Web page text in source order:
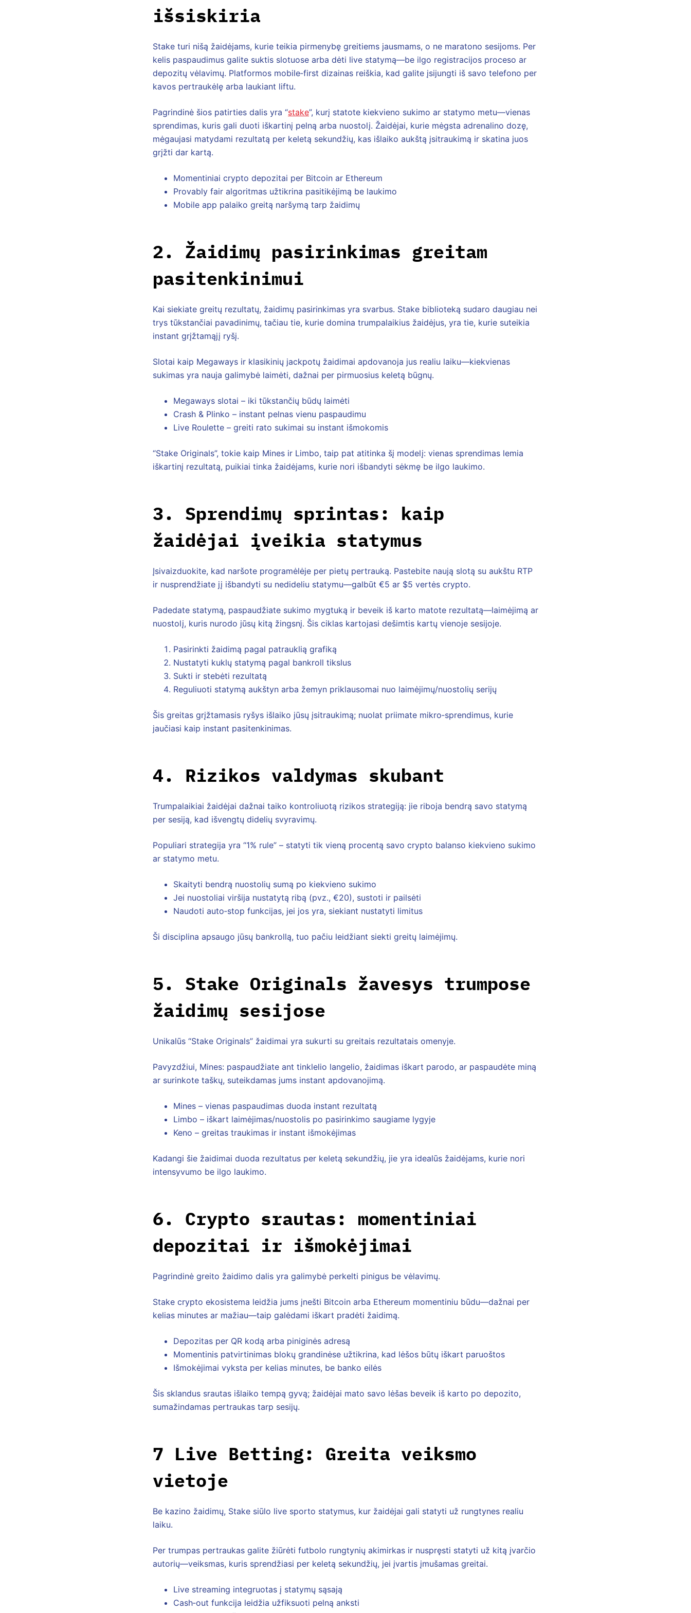
išsiskiria
Stake turi nišą žaidėjams, kurie teikia pirmenybę greitiems jausmams, o ne maratono sesijoms. Per
kelis paspaudimus galite suktis slotuose arba dėti live statymą—be ilgo registracijos proceso ar
depozitų vėlavimų. Platformos mobile‑first dizainas reiškia, kad galite įsijungti iš savo telefono per
kavos pertraukėlę arba laukiant liftu.
Pagrindinė šios patirties dalis yra “stake”, kurį statote kiekvieno sukimo ar statymo metu—vienas
sprendimas, kuris gali duoti iškartinį pelną arba nuostolį. Žaidėjai, kurie mėgsta adrenalino dozę,
mėgaujasi matydami rezultatą per keletą sekundžių, kas išlaiko aukštą įsitraukimą ir skatina juos
grįžti dar kartą.
Momentiniai crypto depozitai per Bitcoin ar Ethereum
Provably fair algoritmas užtikrina pasitikėjimą be laukimo
Mobile app palaiko greitą naršymą tarp žaidimų
2. Žaidimų pasirinkimas greitam
pasitenkinimui
Kai siekiate greitų rezultatų, žaidimų pasirinkimas yra svarbus. Stake biblioteką sudaro daugiau nei
trys tūkstančiai pavadinimų, tačiau tie, kurie domina trumpalaikius žaidėjus, yra tie, kurie suteikia
instant grįžtamąjį ryšį.
Slotai kaip Megaways ir klasikinių jackpotų žaidimai apdovanoja jus realiu laiku—kiekvienas
sukimas yra nauja galimybė laimėti, dažnai per pirmuosius keletą būgnų.
Megaways slotai – iki tūkstančių būdų laimėti
Crash & Plinko – instant pelnas vienu paspaudimu
Live Roulette – greiti rato sukimai su instant išmokomis
“Stake Originals”, tokie kaip Mines ir Limbo, taip pat atitinka šį modelį: vienas sprendimas lemia
iškartinį rezultatą, puikiai tinka žaidėjams, kurie nori išbandyti sėkmę be ilgo laukimo.
3. Sprendimų sprintas: kaip
žaidėjai įveikia statymus
Įsivaizduokite, kad naršote programėlėje per pietų pertrauką. Pastebite naują slotą su aukštu RTP
ir nusprendžiate jį išbandyti su nedideliu statymu—galbūt €5 ar $5 vertės crypto.
Padedate statymą, paspaudžiate sukimo mygtuką ir beveik iš karto matote rezultatą—laimėjimą ar
nuostolį, kuris nurodo jūsų kitą žingsnį. Šis ciklas kartojasi dešimtis kartų vienoje sesijoje.
Pasirinkti žaidimą pagal patrauklią grafiką
Nustatyti kuklų statymą pagal bankroll tikslus
Sukti ir stebėti rezultatą
Reguliuoti statymą aukštyn arba žemyn priklausomai nuo laimėjimų/nuostolių serijų
Šis greitas grįžtamasis ryšys išlaiko jūsų įsitraukimą; nuolat priimate mikro‑sprendimus, kurie
jaučiasi kaip instant pasitenkinimas.
4. Rizikos valdymas skubant
Trumpalaikiai žaidėjai dažnai taiko kontroliuotą rizikos strategiją: jie riboja bendrą savo statymą
per sesiją, kad išvengtų didelių svyravimų.
Populiari strategija yra “1% rule” – statyti tik vieną procentą savo crypto balanso kiekvieno sukimo
ar statymo metu.
Skaityti bendrą nuostolių sumą po kiekvieno sukimo
Jei nuostoliai viršija nustatytą ribą (pvz., €20), sustoti ir pailsėti
Naudoti auto‑stop funkcijas, jei jos yra, siekiant nustatyti limitus
Ši disciplina apsaugo jūsų bankrollą, tuo pačiu leidžiant siekti greitų laimėjimų.
5. Stake Originals žavesys trumpose
žaidimų sesijose
Unikalūs “Stake Originals” žaidimai yra sukurti su greitais rezultatais omenyje.
Pavyzdžiui, Mines: paspaudžiate ant tinklelio langelio, žaidimas iškart parodo, ar paspaudėte miną
ar surinkote taškų, suteikdamas jums instant apdovanojimą.
Mines – vienas paspaudimas duoda instant rezultatą
Limbo – iškart laimėjimas/nuostolis po pasirinkimo saugiame lygyje
Keno – greitas traukimas ir instant išmokėjimas
Kadangi šie žaidimai duoda rezultatus per keletą sekundžių, jie yra idealūs žaidėjams, kurie nori
intensyvumo be ilgo laukimo.
6. Crypto srautas: momentiniai
depozitai ir išmokėjimai
Pagrindinė greito žaidimo dalis yra galimybė perkelti pinigus be vėlavimų.
Stake crypto ekosistema leidžia jums įnešti Bitcoin arba Ethereum momentiniu būdu—dažnai per
kelias minutes ar mažiau—taip galėdami iškart pradėti žaidimą.
Depozitas per QR kodą arba piniginės adresą
Momentinis patvirtinimas blokų grandinėse užtikrina, kad lėšos būtų iškart paruoštos
Išmokėjimai vyksta per kelias minutes, be banko eilės
Šis sklandus srautas išlaiko tempą gyvą; žaidėjai mato savo lėšas beveik iš karto po depozito,
sumažindamas pertraukas tarp sesijų.
7 Live Betting: Greita veiksmo
vietoje
Be kazino žaidimų, Stake siūlo live sporto statymus, kur žaidėjai gali statyti už rungtynes realiu
laiku.
Per trumpas pertraukas galite žiūrėti futbolo rungtynių akimirkas ir nuspręsti statyti už kitą įvarčio
autorių—veiksmas, kuris sprendžiasi per keletą sekundžių, jei įvartis įmušamas greitai.
Live streaming integruotas į statymų sąsają
Cash‑out funkcija leidžia užfiksuoti pelną anksti